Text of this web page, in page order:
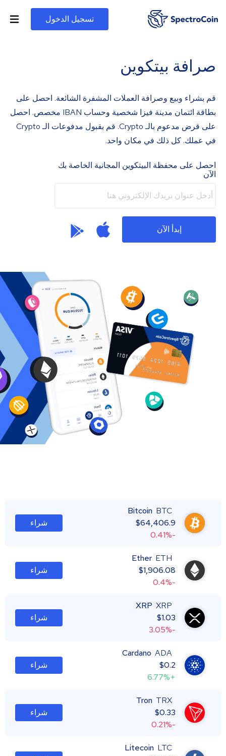
تسجيل الدخول
صرافة بيتكوين
قم بشراء وبيع وصرافة العملات المشفرة الشائعة. احصل على
بطاقة ائتمان مدينة فيزا شخصية وحساب IBAN مخصص. احصل
على قرض مدعوم بالـ Crypto. قم بقبول مدفوعات الـ Crypto
في عملك. كل ذلك في مكان واحد.
احصل على محفظة البيتكوين المجانية الخاصة بك
الآن
إبدأ الآن
Bitcoin BTC
$64,406.9
-0.41%
شراء
Ether ETH
$1,906.08
-0.4%
شراء
XRP XRP
$1.03
-3.05%
شراء
Cardano ADA
$0.2
+6.77%
شراء
Tron TRX
$0.33
-0.21%
شراء
Litecoin LTC